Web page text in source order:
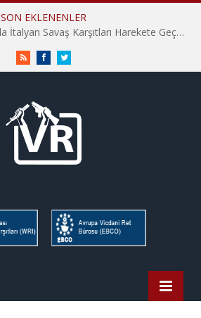
SON EKLENENLER
Hiroşima’nın 81. Yılında İtalyan Savaş Karşıtları Harekete Geçti: “Hatırlamak yeterli değil”
RSS FacebookTwitter